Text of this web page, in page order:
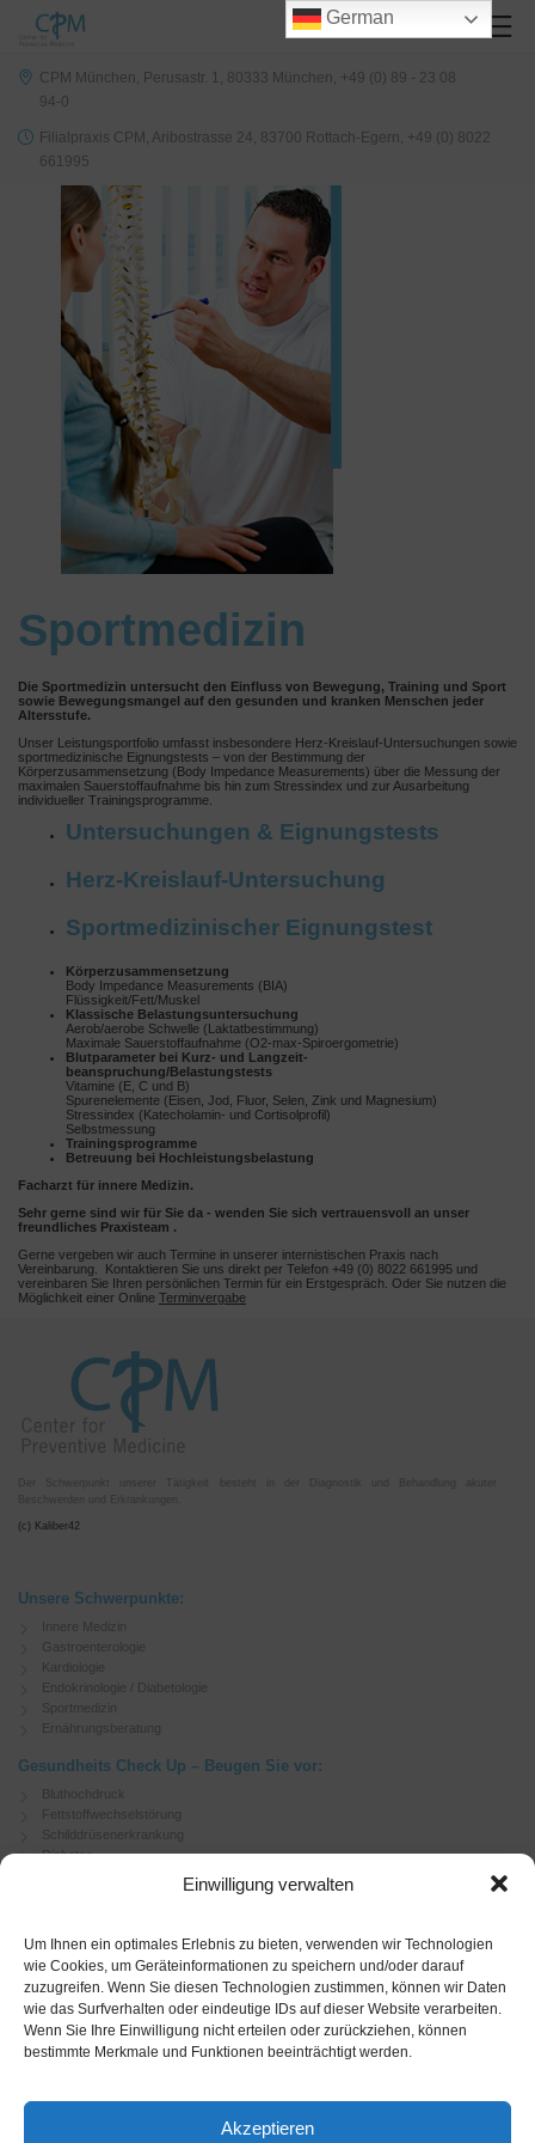
Einwilligung verwalten
Um Ihnen ein optimales Erlebnis zu bieten, verwenden wir Technologien
wie Cookies, um Geräteinformationen zu speichern und/oder darauf
zuzugreifen. Wenn Sie diesen Technologien zustimmen, können wir Daten
wie das Surfverhalten oder eindeutige IDs auf dieser Website verarbeiten.
Wenn Sie Ihre Einwilligung nicht erteilen oder zurückziehen, können
bestimmte Merkmale und Funktionen beeinträchtigt werden.
Akzeptieren
CPM München, Perusastr. 1, 80333 München, +49 (0) 89 - 23 08
94-0
Filialpraxis CPM, Aribostrasse 24, 83700 Rottach-Egern, +49 (0) 8022
661995
Sportmedizin
Die Sportmedizin untersucht den Einfluss von Bewegung, Training und Sport
sowie Bewegungsmangel auf den gesunden und kranken Menschen jeder
Altersstufe.
Unser Leistungsportfolio umfasst insbesondere Herz-Kreislauf-Untersuchungen sowie
sportmedizinische Eignungstests – von der Bestimmung der
Körperzusammensetzung (Body Impedance Measurements) über die Messung der
maximalen Sauerstoffaufnahme bis hin zum Stressindex und zur Ausarbeitung
individueller Trainingsprogramme.
Untersuchungen & Eignungstests
Herz-Kreislauf-Untersuchung
Sportmedizinischer Eignungstest
Körperzusammensetzung
Body Impedance Measurements (BIA)
Flüssigkeit/Fett/Muskel
Klassische Belastungsuntersuchung
Aerob/aerobe Schwelle (Laktatbestimmung)
Maximale Sauerstoffaufnahme (O2-max-Spiroergometrie)
Blutparameter bei Kurz- und Langzeit-
beanspruchung/Belastungstests
Vitamine (E, C und B)
Spurenelemente (Eisen, Jod, Fluor, Selen, Zink und Magnesium)
Stressindex (Katecholamin- und Cortisolprofil)
Selbstmessung
Trainingsprogramme
Betreuung bei Hochleistungsbelastung
Facharzt für innere Medizin.
Sehr gerne sind wir für Sie da - wenden Sie sich vertrauensvoll an unser
freundliches Praxisteam .
Gerne vergeben wir auch Termine in unserer internistischen Praxis nach
Vereinbarung. Kontaktieren Sie uns direkt per Telefon +49 (0) 8022 661995 und
vereinbaren Sie Ihren persönlichen Termin für ein Erstgespräch. Oder Sie nutzen die
Möglichkeit einer Online Terminvergabe
Der Schwerpunkt unserer Tätigkeit besteht in der Diagnostik und Behandlung akuter
Beschwerden und Erkrankungen.
(c) Kaliber42
Unsere Schwerpunkte:
Innere Medizin
Gastroenterologie
Kardiologie
Endokrinologie / Diabetologie
Sportmedizin
Ernährungsberatung
Gesundheits Check Up – Beugen Sie vor:
Bluthochdruck
Fettstoffwechselstörung
Schilddrüsenerkrankung
Diabetes
Atemwegsinfekte
Soziales Engagement
German Doctors
HMO
German